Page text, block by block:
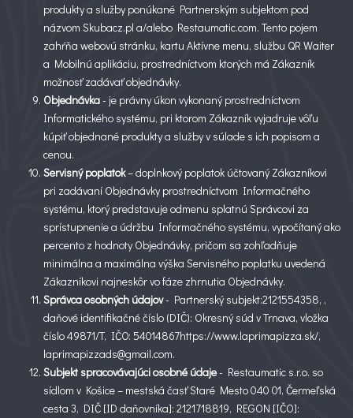
produkty a služby ponúkané Partnerským subjektom pod
názvom Skubacz.pl a/alebo Restaumatic.com. Tento pojem
zahŕňa webovú stránku, kartu Aktívne menu, službu QR Waiter
a Mobilnú aplikáciu, prostredníctvom ktorých má Zákazník
možnosť zadávať objednávky.
Objednávka- je právny úkon vykonaný prostredníctvom
Informatického systému, pri ktorom Zákazník vyjadruje vôľu
kúpiť objednané produkty a služby v súlade s ich popisom a
cenou.
Servisný poplatok– doplnkový poplatok účtovaný Zákazníkovi
pri zadávaní Objednávky prostredníctvom Informačného
systému, ktorý predstavuje odmenu splatnú Správcovi za
sprístupnenie a údržbu Informačného systému, vypočítaný ako
percento z hodnoty Objednávky, pričom sa zohľadňuje
minimálna a maximálna výška Servisného poplatku uvedená
Zákazníkovi najneskôr vo fáze zhrnutia Objednávky.
Správca osobných údajov- Partnerský subjekt:2121554358, ,
daňové identifikačné číslo (DIČ): Okresný súd v Trnava, vložka
číslo 49871/T, IČO: 54014867https://www.laprimapizza.sk/,
laprimapizzads@gmail.com.
Subjekt spracovávajúci osobné údaje- Restaumatic s.r.o. so
sídlom v Košice – mestská časť Staré Mesto 040 01, Čermeľská
cesta 3, DIČ [ID daňovníka]: 2121718819, REGON [IČO]: